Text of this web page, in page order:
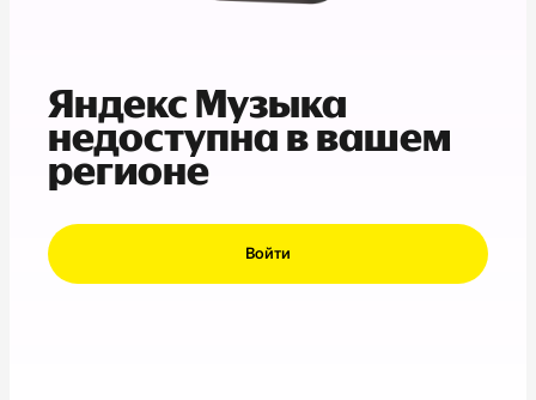
Яндекс Музыка
недоступна в вашем
регионе
Войти